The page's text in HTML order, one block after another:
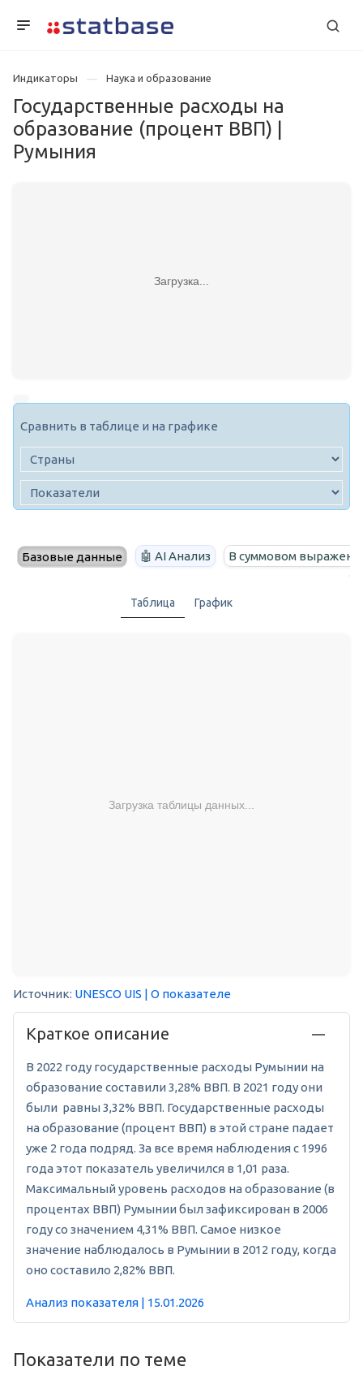
Индикаторы Наука и образование
Государственные расходы на
образование (процент ВВП) |
Румыния
Загрузка...
Сравнить в таблице и на графике
Базовые данные 🤖 AI Анализ В суммовом
Таблица График
Загрузка таблицы данных...
Источник: UNESCO UIS | О показателе
Краткое описание
В 2022 году государственные расходы Румынии на
образование составили 3,28% ВВП. В 2021 году они
были равны 3,32% ВВП. Государственные расходы
на образование (процент ВВП) в этой стране падает
уже 2 года подряд. За все время наблюдения с 1996
года этот показатель увеличился в 1,01 раза.
Максимальный уровень расходов на образование (в
процентах ВВП) Румынии был зафиксирован в 2006
году со значением 4,31% ВВП. Самое низкое
значение наблюдалось в Румынии в 2012 году, когда
оно составило 2,82% ВВП.
Анализ показателя | 15.01.2026
Показатели по теме